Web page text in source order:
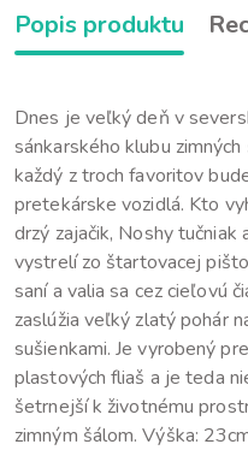
Popis produktu
Dnes je veľký deň v
sánkarského klubu
každý z troch favoritov
pretekárske vozidlá. Kto
drzý zajačik, Noshy
vystrelí zo štartovacej
saní a valia sa cez cieľovú
zaslúžia veľký zlatý pohár
sušienkami. Je vyrobený
plastových fliaš a je teda
šetrnejší k životnému
zimným šálom. Výška: